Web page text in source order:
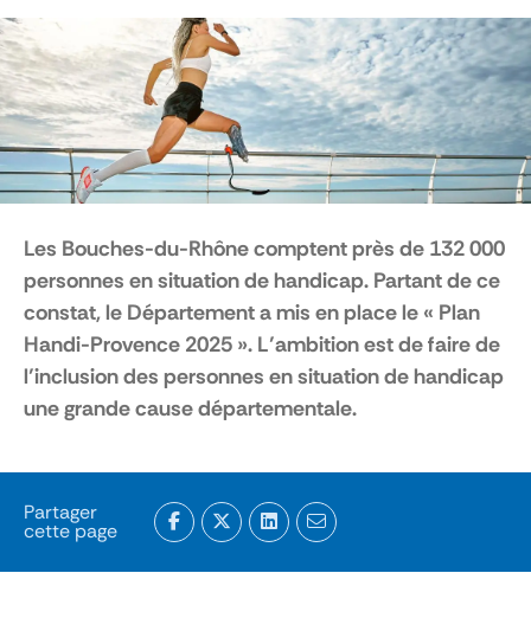
Les Bouches-du-Rhône comptent près de 132 000
personnes en situation de handicap. Partant de ce
constat, le Département a mis en place le « Plan
Handi-Provence 2025 ». L’ambition est de faire de
l’inclusion des personnes en situation de handicap
une grande cause départementale.
Partager
cette page